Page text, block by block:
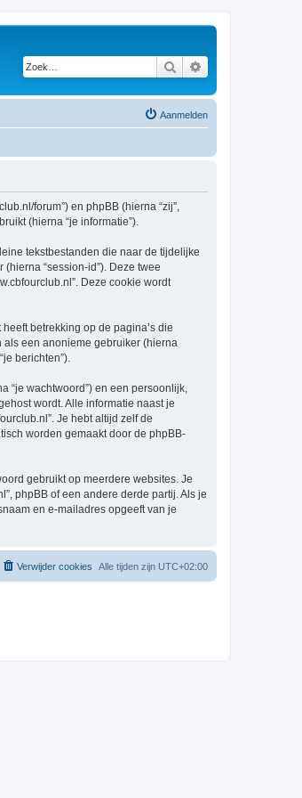
Zoek
Aanmelden
forum”) en phpBB (hierna “zij”,
(hierna “je informatie”).
tekstbestanden die naar de tijdelijke
“session-id”). Deze twee
Deze cookie wordt
betrekking op de pagina’s die
een anonieme gebruiker (hierna
berichten”).
“je wachtwoord”) en een persoonlijk,
wordt. Alle informatie naast je
Je hebt altijd zelf de
worden gemaakt door de phpBB-
gebruikt op meerdere websites. Je
phpBB of een andere derde partij. Als je
en e-mailadres opgeeft van je
Alle tijden zijn UTC+02:00
Verwijder cookies